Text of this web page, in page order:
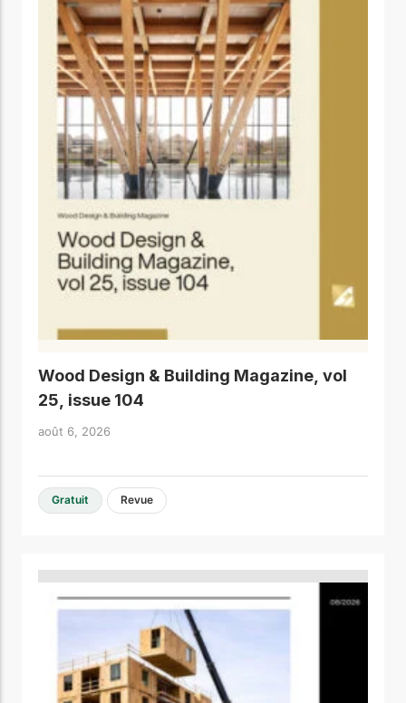
Wood Design & Building Magazine, vol
25, issue 104
août 6, 2026
Gratuit Revue